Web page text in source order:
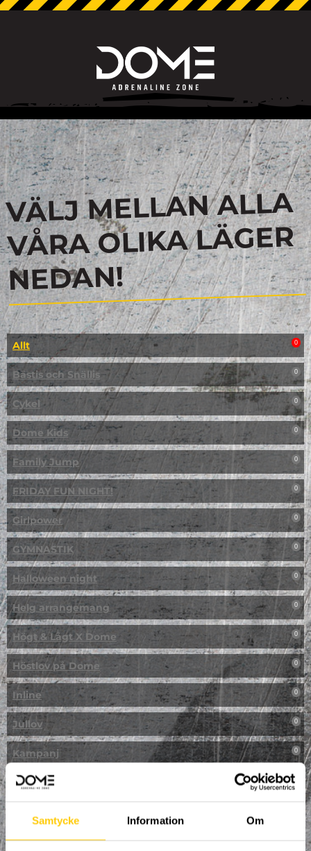
Samtycke Information Om
VÄLJ MELLAN ALLA
VÅRA OLIKA LÄGER
NEDAN!
Allt 0
Bästis och Snällis 0
Cykel 0
Dome Kids 0
Family Jump 0
FRIDAY FUN NIGHT! 0
Girlpower 0
GYMNASTIK 0
Halloween night 0
Helg arrangemang 0
Högt & Lågt X Dome 0
Höstlov på Dome 0
Inline 0
Jullov 0
Kampanj 0
Kickbike 0
Klättring